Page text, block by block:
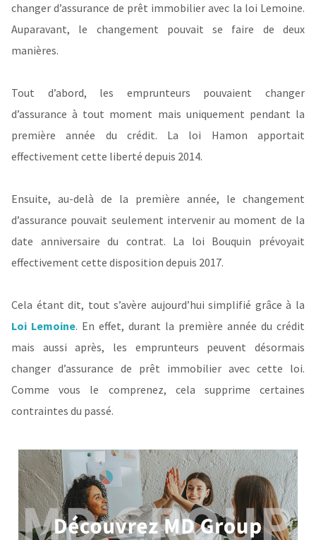
changer d’assurance de prêt immobilier avec la loi Lemoine.
Auparavant, le changement pouvait se faire de deux
manières.
Tout d’abord, les emprunteurs pouvaient changer
d’assurance à tout moment mais uniquement pendant la
première année du crédit. La loi Hamon apportait
effectivement cette liberté depuis 2014.
Ensuite, au-delà de la première année, le changement
d’assurance pouvait seulement intervenir au moment de la
date anniversaire du contrat. La loi Bouquin prévoyait
effectivement cette disposition depuis 2017.
Cela étant dit, tout s’avère aujourd’hui simplifié grâce à la
Loi Lemoine. En effet, durant la première année du crédit
mais aussi après, les emprunteurs peuvent désormais
changer d’assurance de prêt immobilier avec cette loi.
Comme vous le comprenez, cela supprime certaines
contraintes du passé.